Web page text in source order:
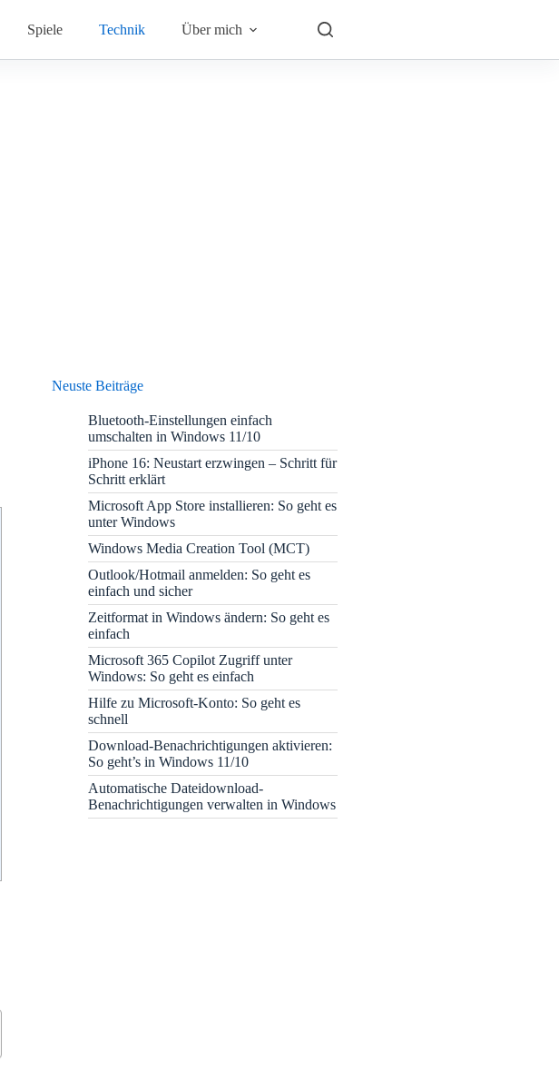
Spiele Technik Über mich
Neuste Beiträge
Bluetooth-Einstellungen einfach
umschalten in Windows 11/10
iPhone 16: Neustart erzwingen – Schritt für
Schritt erklärt
Microsoft App Store installieren: So geht es
unter Windows
Windows Media Creation Tool (MCT)
Outlook/Hotmail anmelden: So geht es
einfach und sicher
Zeitformat in Windows ändern: So geht es
einfach
Microsoft 365 Copilot Zugriff unter
Windows: So geht es einfach
Hilfe zu Microsoft-Konto: So geht es
schnell
Download-Benachrichtigungen aktivieren:
So geht’s in Windows 11/10
Automatische Dateidownload-
Benachrichtigungen verwalten in Windows